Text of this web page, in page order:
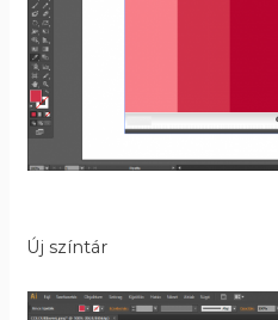
Új színtár